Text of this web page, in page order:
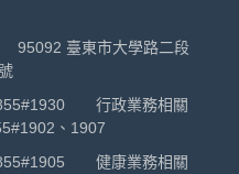
95092 臺東市大學路二段
行政業務相關
、1907
健康業務相關